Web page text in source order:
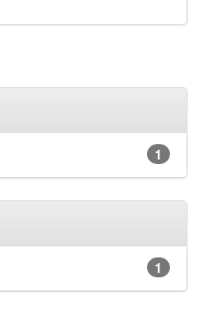
1
1